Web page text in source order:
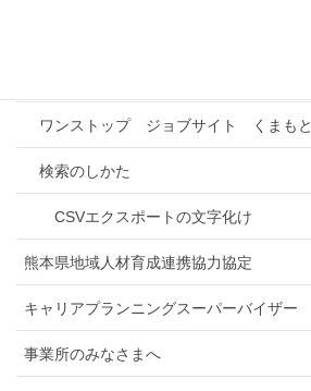
ワンストップ ジョブサイト くまもと
検索のしかた
CSVエクスポートの文字化け
熊本県地域人材育成連携協力協定
キャリアプランニングスーパーバイザー
事業所のみなさまへ